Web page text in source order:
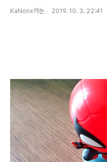
KaNonx카논 2019. 10. 3. 22:41